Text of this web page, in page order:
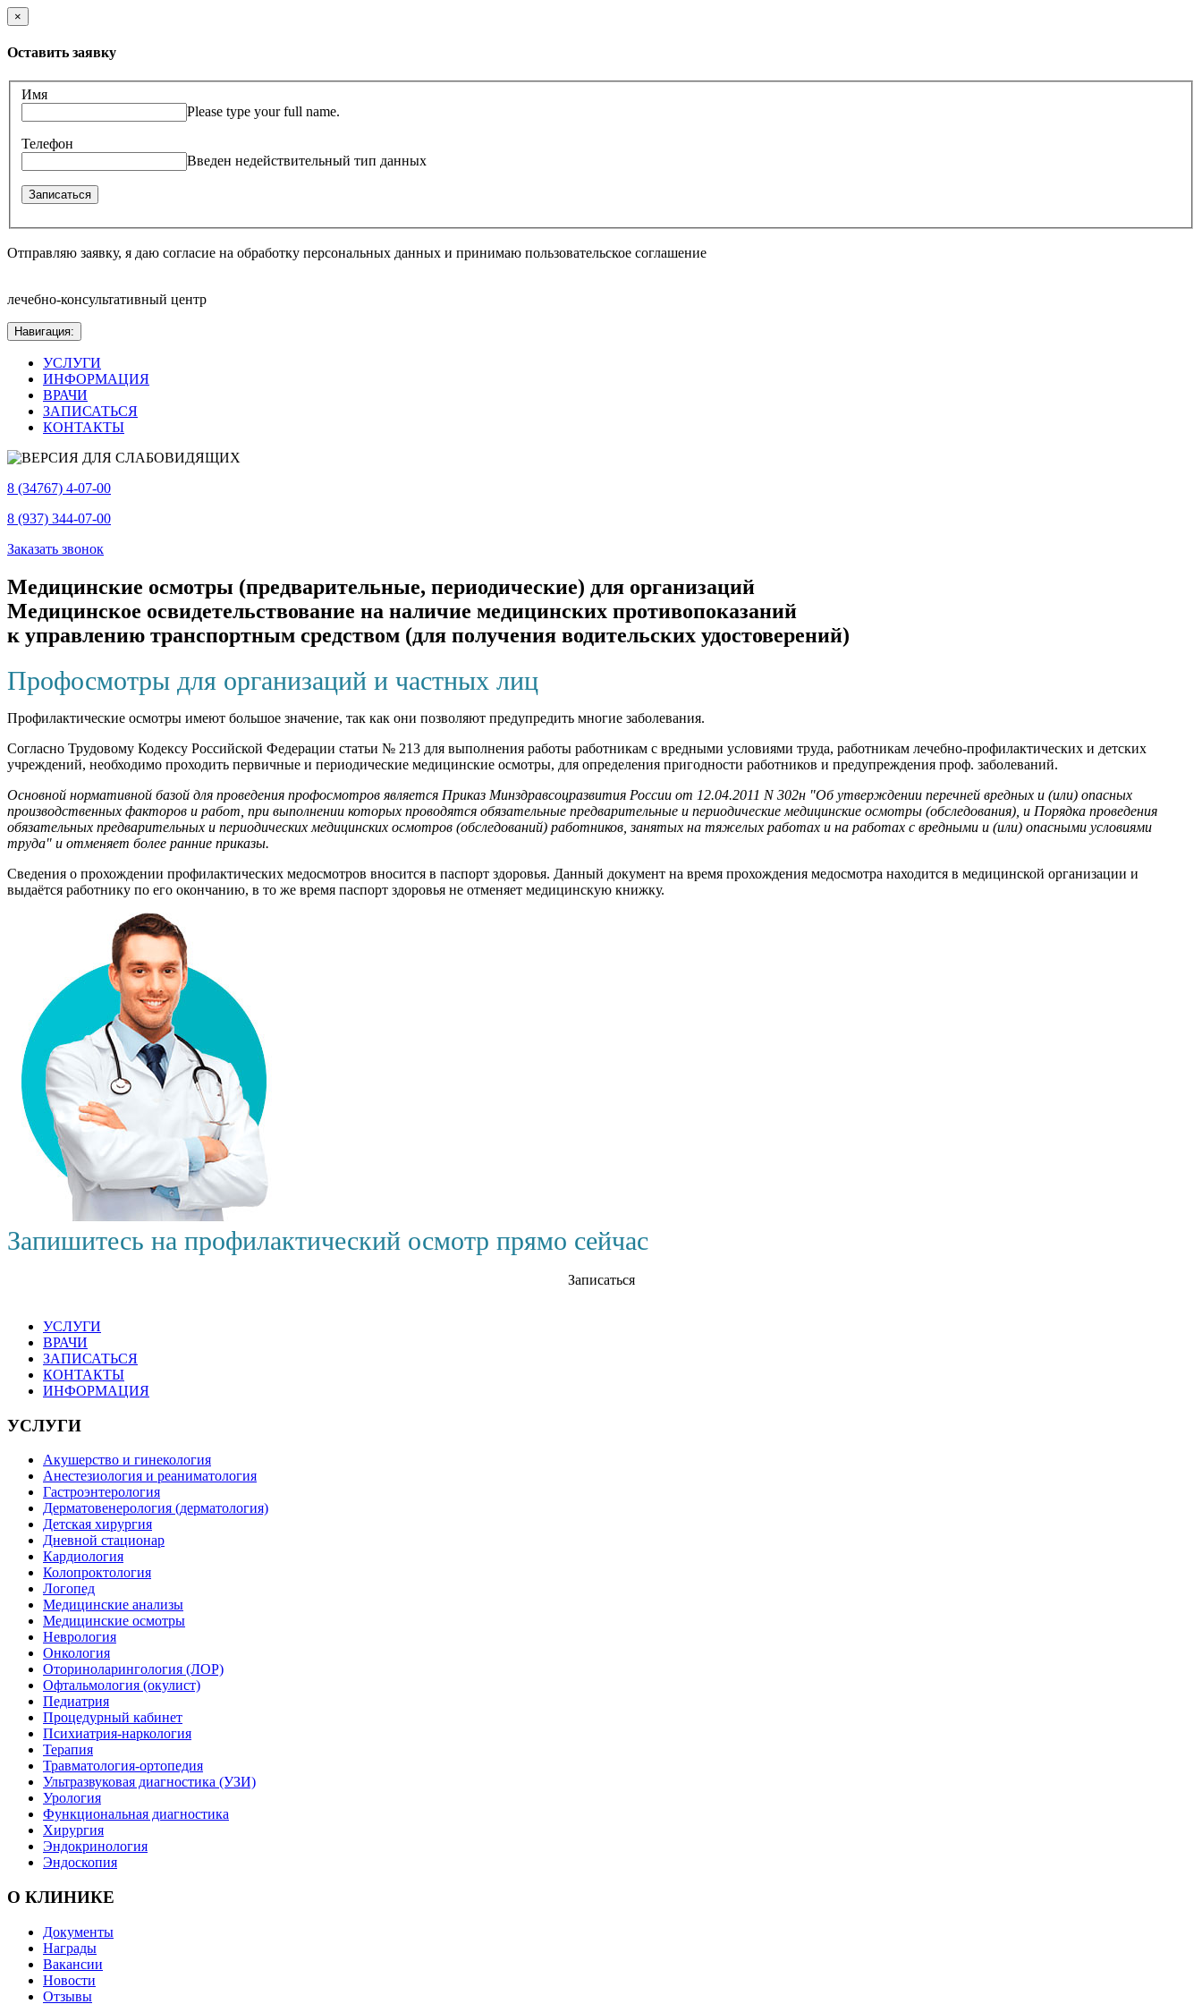
×
Оставить заявку
Имя
Please type your full name.
Телефон
Введен недействительный тип данных
Отправляю заявку, я даю согласие на обработку персональных данных и принимаю пользовательское соглашение
лечебно-консультативный центр
Навигация:
УСЛУГИ
ИНФОРМАЦИЯ
ВРАЧИ
ЗАПИСАТЬСЯ
КОНТАКТЫ
8 (34767) 4-07-00
8 (937) 344-07-00
Заказать звонок
Медицинские осмотры (предварительные, периодические) для организаций
Медицинское освидетельствование на наличие медицинских противопоказаний
к управлению транспортным средством (для получения водительских удостоверений)
Профосмотры для организаций и частных лиц
Профилактические осмотры имеют большое значение, так как они позволяют предупредить многие заболевания.
Согласно Трудовому Кодексу Российской Федерации статьи № 213 для выполнения работы работникам с вредными условиями труда, работникам лечебно-профилактических и детских
учреждений, необходимо проходить первичные и периодические медицинские осмотры, для определения пригодности работников и предупреждения проф. заболеваний.
Основной нормативной базой для проведения профосмотров является Приказ Минздравсоцразвития России от 12.04.2011 N 302н "Об утверждении перечней вредных и (или) опасных
производственных факторов и работ, при выполнении которых проводятся обязательные предварительные и периодические медицинские осмотры (обследования), и Порядка проведения
обязательных предварительных и периодических медицинских осмотров (обследований) работников, занятых на тяжелых работах и на работах с вредными и (или) опасными условиями
труда" и отменяет более ранние приказы.
Сведения о прохождении профилактических медосмотров вносится в паспорт здоровья. Данный документ на время прохождения медосмотра находится в медицинской организации и
выдаётся работнику по его окончанию, в то же время паспорт здоровья не отменяет медицинскую книжку.
Запишитесь на профилактический осмотр прямо сейчас
Записаться
УСЛУГИ
ВРАЧИ
ЗАПИСАТЬСЯ
КОНТАКТЫ
ИНФОРМАЦИЯ
УСЛУГИ
Акушерство и гинекология
Анестезиология и реаниматология
Гастроэнтерология
Дерматовенерология (дерматология)
Детская хирургия
Дневной стационар
Кардиология
Колопроктология
Логопед
Медицинские анализы
Медицинские осмотры
Неврология
Онкология
Оториноларингология (ЛОР)
Офтальмология (окулист)
Педиатрия
Процедурный кабинет
Психиатрия-наркология
Терапия
Травматология-ортопедия
Ультразвуковая диагностика (УЗИ)
Урология
Функциональная диагностика
Хирургия
Эндокринология
Эндоскопия
О КЛИНИКЕ
Документы
Награды
Вакансии
Новости
Отзывы